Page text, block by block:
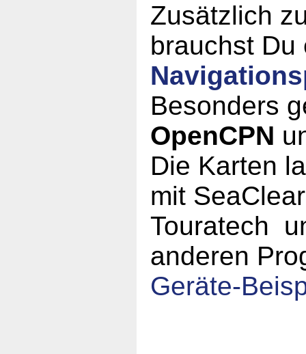
Zusätzlich
brauchst Du
Besonders
OpenCPN
Die Karten
mit
Touratech
anderen
Geräte-